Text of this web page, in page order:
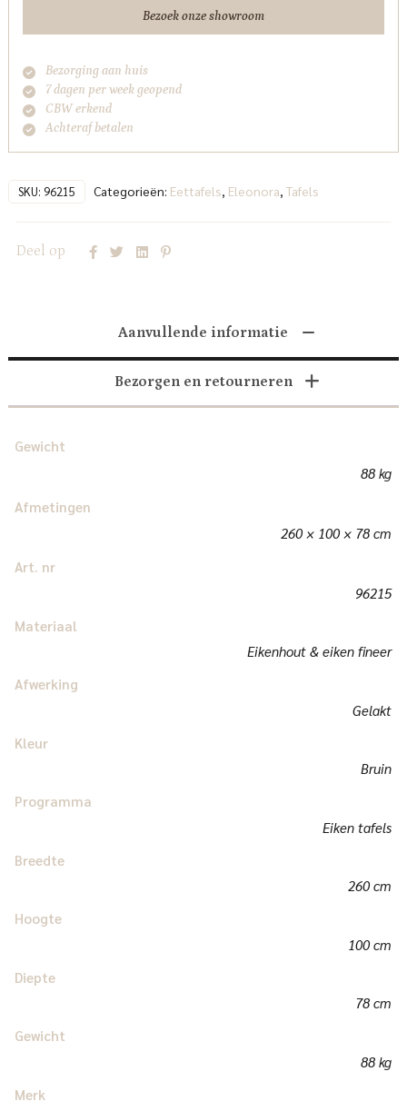
Bezoek onze showroom
Bezorging aan huis
7 dagen per week geopend
CBW erkend
Achteraf betalen
SKU: 96215 Categorieën: Eettafels Eleonora Tafels
Deel op
Aanvullende informatie
Bezorgen en retourneren
Gewicht
88 kg
Afmetingen
260 × 100 × 78 cm
Art. nr
96215
Materiaal
Eikenhout & eiken fineer
Afwerking
Gelakt
Kleur
Bruin
Programma
Eiken tafels
Breedte
260 cm
Hoogte
100 cm
Diepte
78 cm
Gewicht
88 kg
Merk